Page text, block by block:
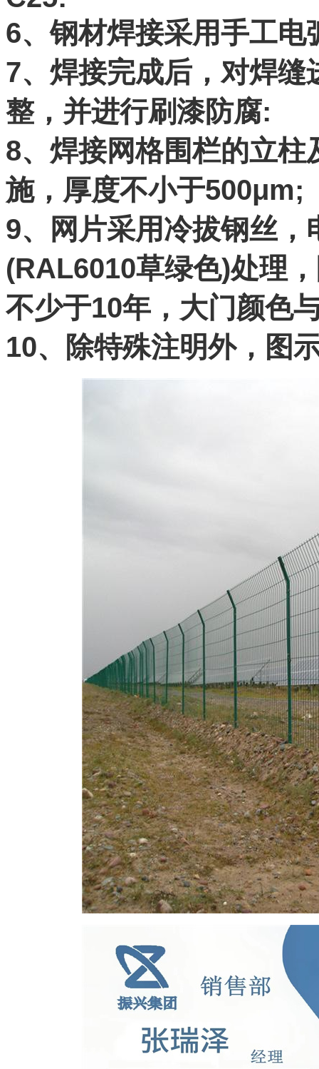
6、钢材焊接采用手工
7、焊接完成后，对焊
整，并进行刷漆防腐:
8、焊接网格围栏的立
施，厚度不小于500μm;
9、网片采用冷拔钢丝
(RAL6010草绿色)处理
不少于10年，大门颜色
10、除特殊注明外，图